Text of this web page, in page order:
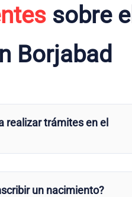
sobre el
Borjabad
realizar trámites en el
un nacimiento?